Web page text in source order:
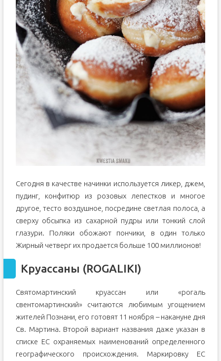
Сегодня в качестве начинки используется ликер, джем,
пудинг, конфитюр из розовых лепестков и многое
другое, тесто воздушное, посредине светлая полоса, а
сверху обсыпка из сахарной пудры или тонкий слой
глазури. Поляки обожают пончики, в один только
Жирный четверг их продается больше 100 миллионов!
Круассаны (ROGALIKI)
Святомартинский круассан или «рогаль
свентомартинский» считаются любимым угощением
жителей Познани, его готовят 11 ноября – накануне дня
Св. Мартина. Второй вариант названия даже указан в
списке ЕС охраняемых наименований определенного
географического происхождения. Маркировку ЕС